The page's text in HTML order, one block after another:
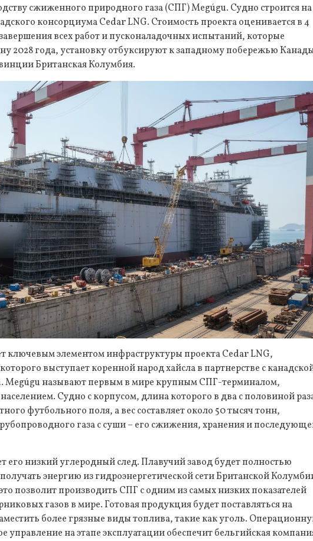
сжиженного природного газа (СПГ) Megúgu. Судно строится на
консорциума Cedar LNG. Стоимость проекта оценивается в 4
всех работ и пусконаладочных испытаний, которые
2028 года, установку отбуксируют к западному побережью
Британская Колумбия.
ключевым элементом инфраструктуры проекта Cedar LNG,
выступает коренной народ хайсла в партнерстве с
Megúgu называют первым в мире крупным СПГ-терминалом,
Судно с корпусом, длина которого в два с половиной
футбольного поля, а вес составляет около 50 тысяч тонн,
газа с суши – его сжижения, хранения и
его низкий углеродный след. Плавучий завод будет полностью
энергию из гидроэнергетической сети Британской
позволит производить СПГ с одним из самых низких показателей
газов в мире. Готовая продукция будет поставляться на
более грязные виды топлива, такие как уголь.
управление на этапе эксплуатации обеспечит бельгийская